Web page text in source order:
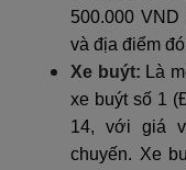
500.000
và địa điểm
Xe buýt: Là
xe buýt số 1
14, với giá
chuyến. Xe